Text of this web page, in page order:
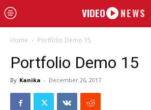
VIDEO NEWS
Home Portfolio Demo 15
Portfolio Demo 15
By Kanika - December 26, 2017